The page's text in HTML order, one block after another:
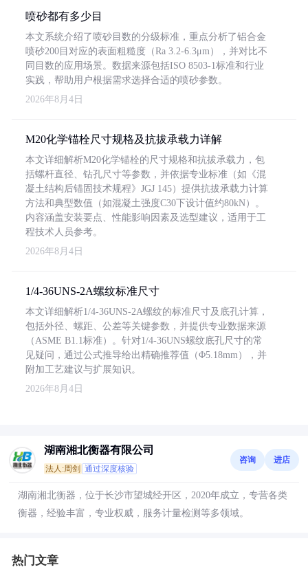
喷砂都有多少目
本文系统介绍了喷砂目数的分级标准，重点分析了铝合金
喷砂200目对应的表面粗糙度（Ra 3.2-6.3μm），并对比不
同目数的应用场景。数据来源包括ISO 8503-1标准和行业
实践，帮助用户根据需求选择合适的喷砂参数。
2026年8月4日
M20化学锚栓尺寸规格及抗拔承载力详解
本文详细解析M20化学锚栓的尺寸规格和抗拔承载力，包
括螺杆直径、钻孔尺寸等参数，并依据专业标准（如《混
凝土结构后锚固技术规程》JGJ 145）提供抗拔承载力计算
方法和典型数值（如混凝土强度C30下设计值约80kN）。
内容涵盖安装要点、性能影响因素及选型建议，适用于工
程技术人员参考。
2026年8月4日
1/4-36UNS-2A螺纹标准尺寸
本文详细解析1/4-36UNS-2A螺纹的标准尺寸及底孔计算，
包括外径、螺距、公差等关键参数，并提供专业数据来源
（ASME B1.1标准）。针对1/4-36UNS螺纹底孔尺寸的常
见疑问，通过公式推导给出精确推荐值（Φ5.18mm），并
附加工艺建议与扩展知识。
2026年8月4日
湖南湘北衡器有限公司
法人:周剑 通过深度核验
咨询 进店
湖南湘北衡器，位于长沙市望城经开区，2020年成立，专营各类
衡器，经验丰富，专业权威，服务计量检测等多领域。
热门文章